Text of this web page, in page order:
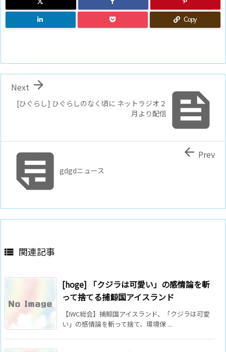
Copy

[ひぐらし] ひぐらしのなく頃に ネットラジオ２
月より配信

Next
gdgdニュース
 Prev
 関連記事
[hoge] 「クジラは可愛い」の感情論を斬
って捨てる捕鯨国アイスランド
【IWC総会】捕鯨国アイスランド、「クジラは可愛
い」の感情論を斬って捨て、環境保 ...